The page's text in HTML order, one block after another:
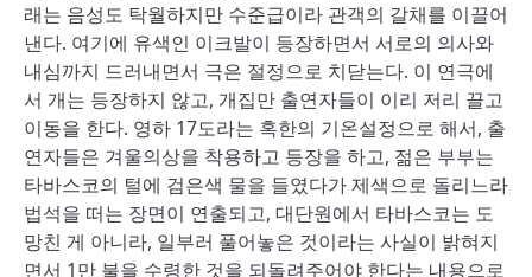
래는 음성도 탁월하지만 수준급이라 관객의 갈채를 이끌어
낸다. 여기에 유색인 이크발이 등장하면서 서로의 의사와
내심까지 드러내면서 극은 절정으로 치닫는다. 이 연극에
서 개는 등장하지 않고, 개집만 출연자들이 이리 저리 끌고
이동을 한다. 영하 17도라는 혹한의 기온설정으로 해서, 출
연자들은 겨울의상을 착용하고 등장을 하고, 젊은 부부는
타바스코의 털에 검은색 물을 들였다가 제색으로 돌리느라
법석을 떠는 장면이 연출되고, 대단원에서 타바스코는 도
망친 게 아니라, 일부러 풀어놓은 것이라는 사실이 밝혀지
면서 1만 불을 수령한 것을 되돌려주어야 한다는 내용으로